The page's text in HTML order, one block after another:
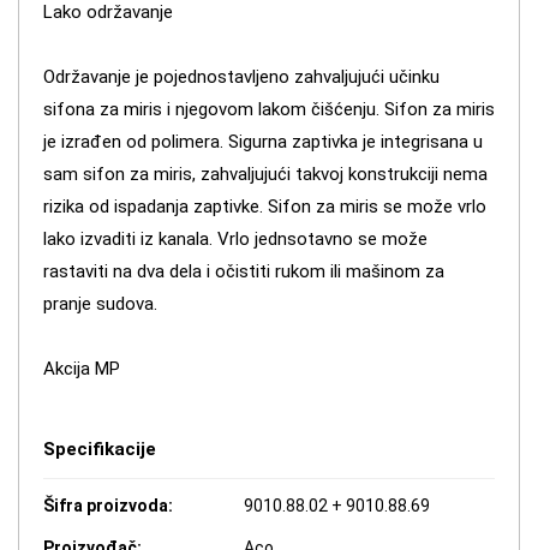
Lako održavanje
Održavanje je pojednostavljeno zahvaljujući učinku
sifona za miris i njegovom lakom čišćenju. Sifon za miris
je izrađen od polimera. Sigurna zaptivka je integrisana u
sam sifon za miris, zahvaljujući takvoj konstrukciji nema
rizika od ispadanja zaptivke. Sifon za miris se može vrlo
lako izvaditi iz kanala. Vrlo jednsotavno se može
rastaviti na dva dela i očistiti rukom ili mašinom za
pranje sudova.
Akcija MP
Specifikacije
Šifra proizvoda: 9010.88.02 + 9010.88.69